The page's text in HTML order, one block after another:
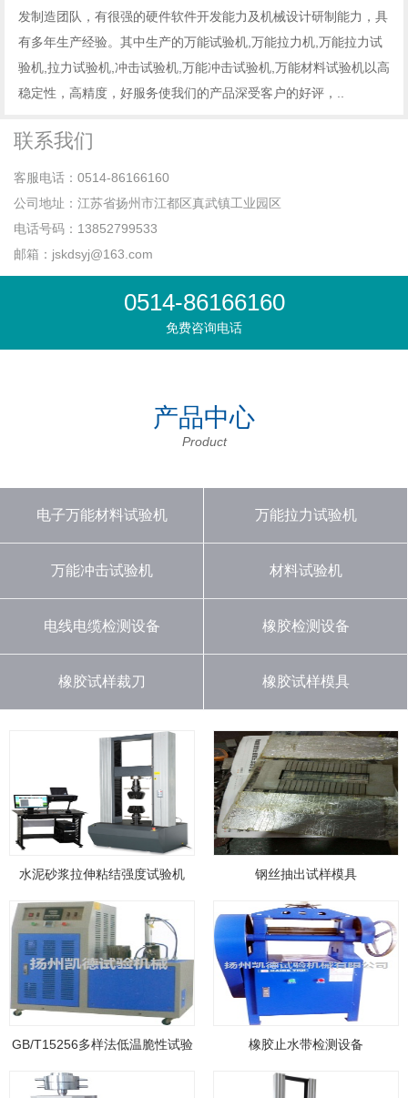
发制造团队，有很强的硬件软件开发能力及机械设计研制能力，具
有多年生产经验。其中生产的万能试验机,万能拉力机,万能拉力试
验机,拉力试验机,冲击试验机,万能冲击试验机,万能材料试验机以高
稳定性，高精度，好服务使我们的产品深受客户的好评，..
联系我们
客服电话：0514-86166160
公司地址：江苏省扬州市江都区真武镇工业园区
电话号码：13852799533
邮箱：jskdsyj@163.com
0514-86166160
免费咨询电话
产品中心
Product
电子万能材料试验机 万能拉力试验机
万能冲击试验机 材料试验机
电线电缆检测设备 橡胶检测设备
橡胶试样裁刀 橡胶试样模具
水泥砂浆拉伸粘结强度试验机 钢丝抽出试样模具
GB/T15256多样法低温脆性试验
橡胶止水带检测设备